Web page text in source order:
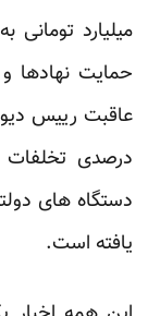
میلیارد تومانی
حمایت نهادها
درصدی تخلفات
دستگاه های
یافته است.